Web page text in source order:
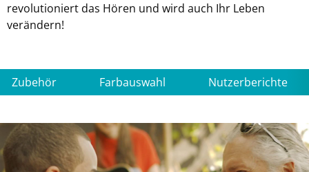
revolutioniert das Hören und wird auch Ihr Leben
verändern!
Zubehör Farbauswahl Nutzerberichte